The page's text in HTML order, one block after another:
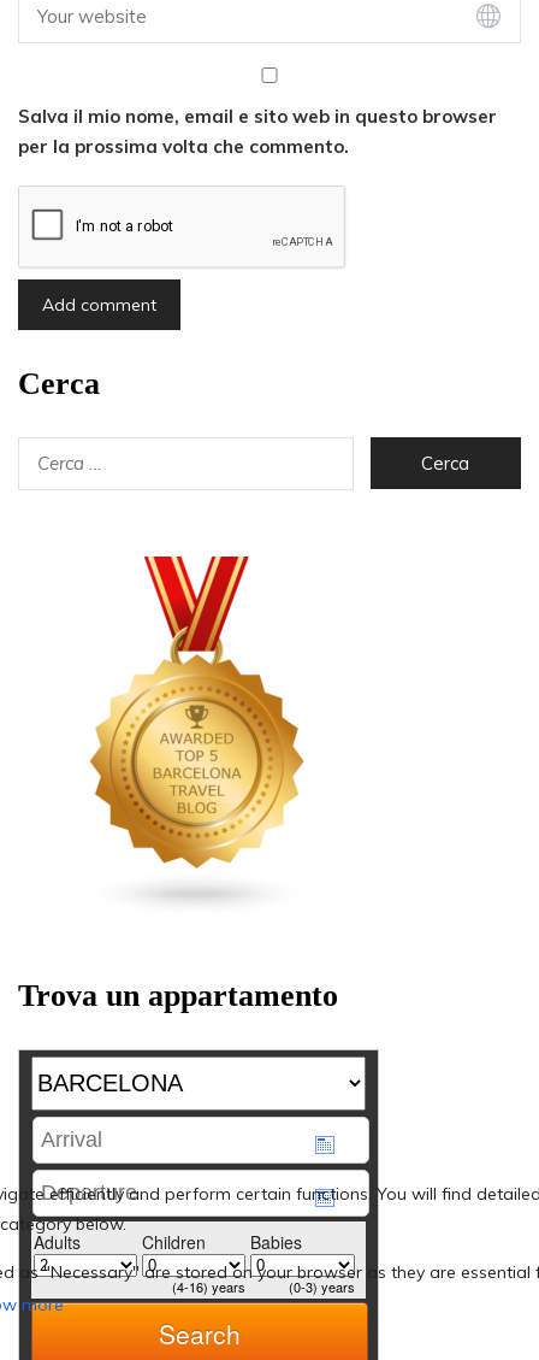
Salva il mio nome, email e sito web in questo browser
per la prossima volta che commento.
Cerca
Trova un appartamento